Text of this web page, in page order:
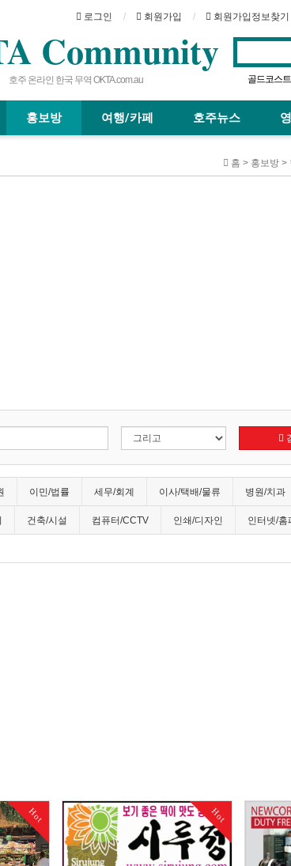
로그인 회원가입 회원가입정보찾기
Community
호주 온라인 한국 무역 OKTA.com.au 골드코스트
홍보방 여행/카페 호주뉴스
홈 > 홍보방 >
이민/법률 세무/회계 이사/택배/물류 병원/치과
건축/시설 컴퓨터/CCTV 인쇄/디자인 인터넷/홈
Hot Hot